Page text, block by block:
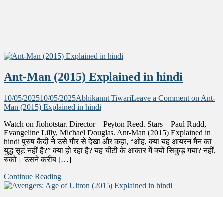
Ant-Man (2015) Explained in hindi
10/05/202510/05/2025Abhikannt TiwariLeave a Comment on Ant-
Man (2015) Explained in hindi
Watch on Jiohotstar. Director – Peyton Reed. Stars – Paul Rudd,
Evangeline Lilly, Michael Douglas. Ant-Man (2015) Explained in
hindi पुरुष कैदी ने उसे गौर से देखा और कहा, “ओह, क्या यह आयरन मैन का
युद्ध सूट नहीं है?” क्या हो रहा है? यह चींटी के आकार में क्यों सिकुड़ गया? नहीं,
रुको। उसने करीब […]
Continue Reading